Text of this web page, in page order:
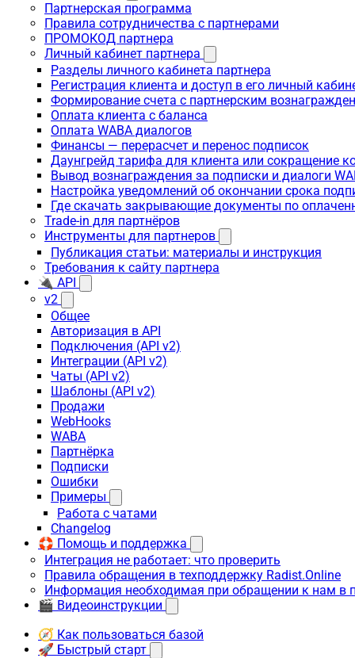
Партнерская программа
Правила сотрудничества с партнерами
ПРОМОКОД партнера
Личный кабинет партнера
Разделы личного кабинета партнера
Регистрация клиента и доступ в его личный
Формирование счета с партнерским
Оплата клиента с баланса
Оплата WABA диалогов
Финансы — перерасчет и перенос подписок
Даунгрейд тарифа для клиента или сокращение
Вывод вознаграждения за подписки и диалоги
Настройка уведомлений об окончании срока
Где скачать закрывающие документы по
Trade-in для партнёров
Инструменты для партнеров
Публикация статьи: материалы и инструкция
Требования к сайту партнера
🔌 API
v2
Общее
Авторизация в API
Подключения (API v2)
Интеграции (API v2)
Чаты (API v2)
Шаблоны (API v2)
Продажи
WebHooks
WABA
Партнёрка
Подписки
Ошибки
Примеры
Работа с чатами
Changelog
🛟 Помощь и поддержка
Интеграция не работает: что проверить
Правила обращения в техподдержку Radist.Online
Информация необходимая при обращении к нам в
🎬 Видеоинструкции
🧭 Как пользоваться базой
🚀 Быстрый старт